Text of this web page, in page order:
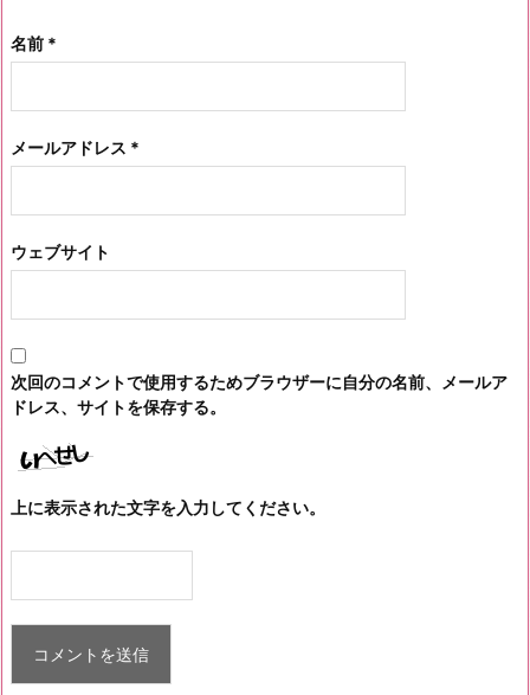
名前 *
メールアドレス *
ウェブサイト
次回のコメントで使用するためブラウザーに自分の名前、メールア
ドレス、サイトを保存する。
上に表示された文字を入力してください。